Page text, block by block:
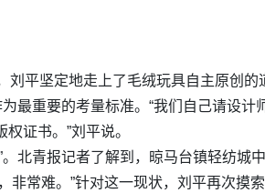
平坚定地走上了毛绒玩具自主原创的
最重要的考量标准。“我们自己请设
证书。”刘平说。
北青报记者了解到，晾马台镇轻纺城
常难。”针对这一现状，刘平再次摸